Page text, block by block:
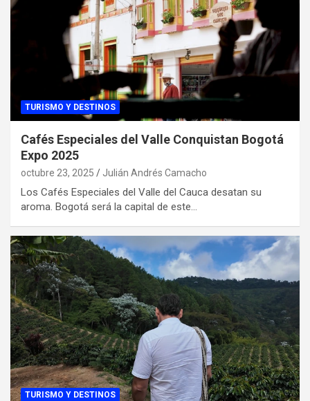
TURISMO Y DESTINOS
Cafés Especiales del Valle Conquistan Bogotá
Expo 2025
octubre 23, 2025 Julián Andrés Camacho
Los Cafés Especiales del Valle del Cauca desatan su
aroma. Bogotá será la capital de este…
TURISMO Y DESTINOS